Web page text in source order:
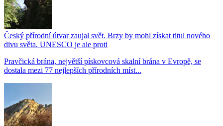
Český přírodní útvar zaujal svět. Brzy by mohl získat titul nového
divu světa. UNESCO je ale proti
Pravčická brána, největší pískovcová skalní brána v Evropě, se
dostala mezi 77 nejlepších přírodních míst...